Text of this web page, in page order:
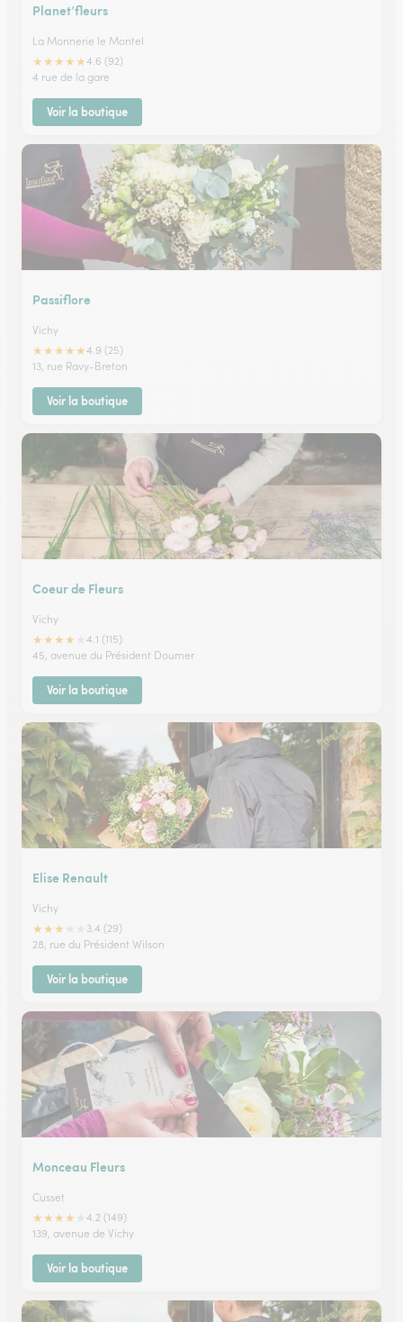
Planet’fleurs
La Monnerie le Montel
★★★★★4.6 (92)
4 rue de la gare
Voir la boutique
Passiflore
Vichy
★★★★★4.9 (25)
13, rue Ravy-Breton
Voir la boutique
Coeur de Fleurs
Vichy
★★★★
4.1 (115)
45, avenue du Président Doumer
Voir la boutique
Elise Renault
Vichy
★★★
3.4 (29)
28, rue du Président Wilson
Voir la boutique
Monceau Fleurs
Cusset
★★★★
4.2 (149)
139, avenue de Vichy
Voir la boutique